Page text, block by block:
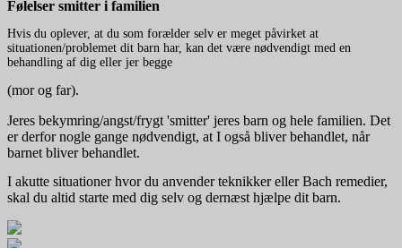
Følelser smitter i familien
Hvis du oplever, at du som forælder selv er meget påvirket at
situationen/problemet dit barn har, kan det være nødvendigt med en
behandling af dig eller jer begge
(mor og far).
Jeres bekymring/angst/frygt 'smitter' jeres barn og hele familien. Det
er derfor nogle gange nødvendigt, at I også bliver behandlet, når
barnet bliver behandlet.
I akutte situationer hvor du anvender teknikker eller Bach remedier,
skal du altid starte med dig selv og dernæst hjælpe dit barn.